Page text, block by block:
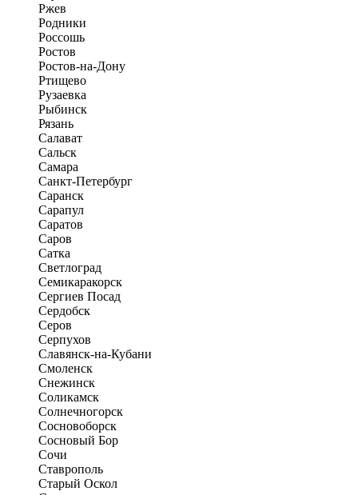
Ржев
Родники
Россошь
Ростов
Ростов-на-Дону
Ртищево
Рузаевка
Рыбинск
Рязань
Салават
Сальск
Самара
Санкт-Петербург
Саранск
Сарапул
Саратов
Саров
Сатка
Светлоград
Семикаракорск
Сергиев Посад
Сердобск
Серов
Серпухов
Славянск-на-Кубани
Смоленск
Снежинск
Соликамск
Солнечногорск
Сосновоборск
Сосновый Бор
Сочи
Ставрополь
Старый Оскол